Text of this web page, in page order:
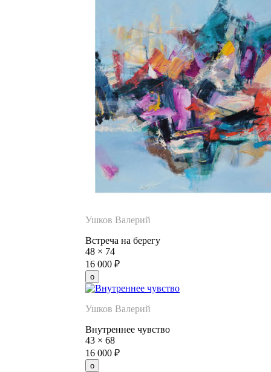
Ушков Валерий
Встреча на берегу
48 × 74
16 000 ₽
Ушков Валерий
Внутреннее чувство
43 × 68
16 000 ₽